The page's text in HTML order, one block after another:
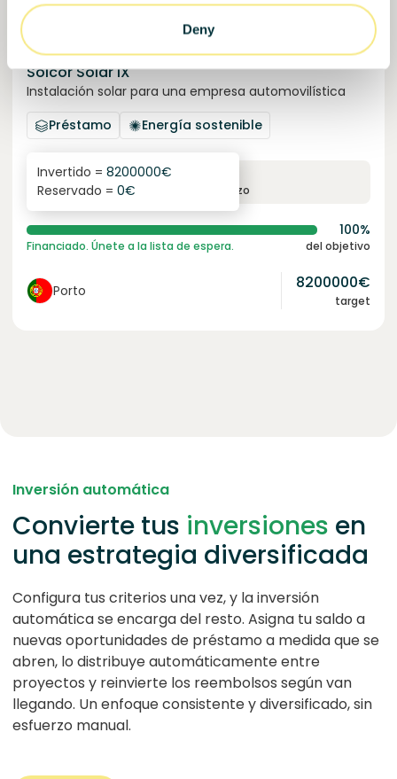
Deny
Solcor Solar IX
Instalación solar para una empresa automovilística
Préstamo
Energía sostenible
6.1%
interés anual plazo
Invertido = 8200000€
Reservado = 0€
100%
Financiado. Únete a la lista de espera. del objetivo
Porto 8200000€
target
Inversión automática
Convierte tus inversiones en
una estrategia diversificada
Configura tus criterios una vez, y la inversión
automática se encarga del resto. Asigna tu saldo a
nuevas oportunidades de préstamo a medida que se
abren, lo distribuye automáticamente entre
proyectos y reinvierte los reembolsos según van
llegando. Un enfoque consistente y diversificado, sin
esfuerzo manual.